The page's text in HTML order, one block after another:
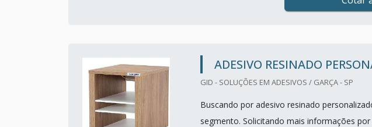
ADESIVO RESINADO
GID - SOLUÇÕES EM ADESIVOS / GARÇA - SP
Buscando por adesivo resinado
segmento. Solicitando mais informações